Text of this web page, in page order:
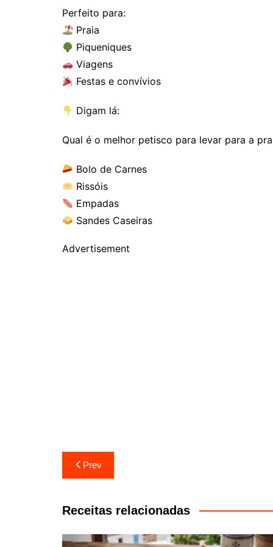
Perfeito para:
Praia
Piqueniques
Viagens
Festas e convívios
Digam lá:
Qual é o melhor petisco para levar para a
Bolo de Carnes
Rissóis
Empadas
Sandes Caseiras
Advertisement
Navegação
de
artigos
Prev
Receitas relacionadas